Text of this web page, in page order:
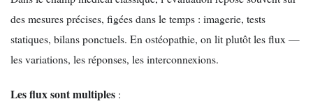
des mesures précises, figées dans le temps : imagerie, tests
statiques, bilans ponctuels. En ostéopathie, on lit plutôt les flux —
les variations, les réponses, les interconnexions.
Les flux sont multiples :